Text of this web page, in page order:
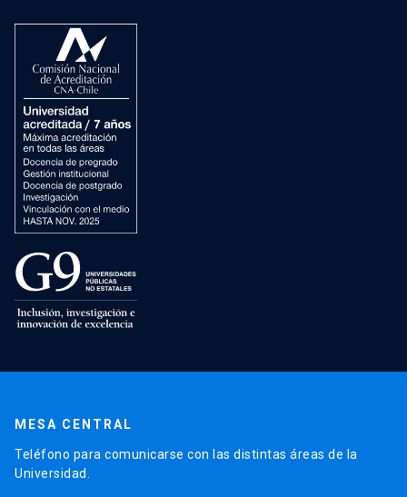
MESA CENTRAL
Teléfono para comunicarse con las distintas áreas de la
Universidad.